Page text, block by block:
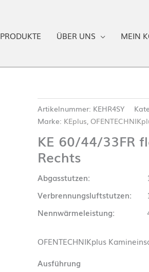
PRODUKTE ÜBER UNS MEIN
Artikelnummer: KEHR4SY
Marke: KEplus ,
KE 60/44/33FR
Rechts
Abgasstutzen:
Verbrennungsluftstutzen:
Nennwärmeleistung:
OFENTECHNIKplus
Ausführung